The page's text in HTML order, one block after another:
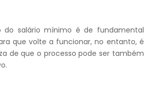
do salário mínimo é de fundamental
que volte a funcionar, no entanto, é
de que o processo pode ser também